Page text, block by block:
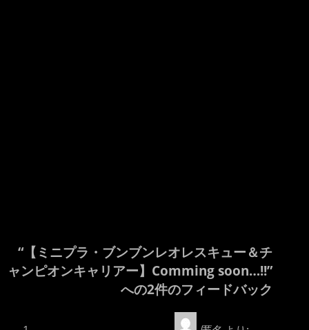
“【ミニプラ・ブンブンレオレスキュー＆チ
ャンピオンキャリアー】Comming soon…!!”
への2件のフィードバック